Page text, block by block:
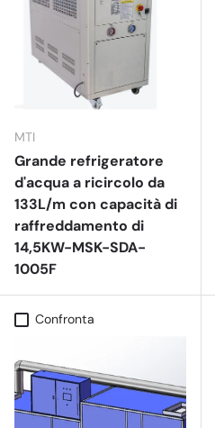
MTI
Grande refrigeratore
d'acqua a ricircolo da
133L/m con capacità di
raffreddamento di
14,5KW-MSK-SDA-
1005F
Confronta